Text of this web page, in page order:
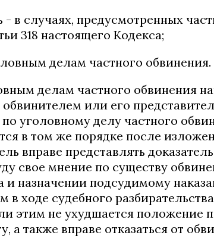
- в случаях, предусмотренных
318 настоящего Кодекса;
делам частного обвинения.
делам частного обвинения
или его
уголовному делу частного
в том же порядке после
вправе представлять
свое мнение по существу
назначении подсудимому
ходе судебного
этим не ухудшается положение
а также вправе отказаться от